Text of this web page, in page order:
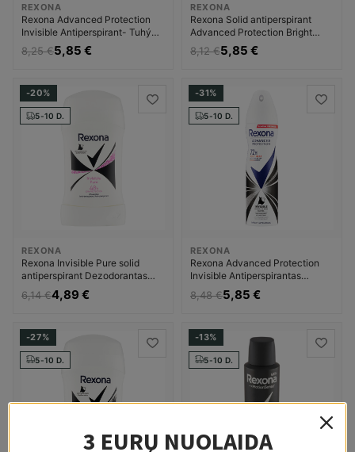
REXONA
Rexona Advanced Protection
Invisible Antiperspirant- Tuhý
antiperspirant Dezodorantas
Dezodorantas ir
8,25 €5,85 €
REXONA
Rexona Solid antiperspirant
Advanced Protection Bright
Bouquet Dezodorantas
Dezodorantas ir
8,12 €5,85 €
-20%
5-10 D.
REXONA
Rexona Invisible Pure solid
antiperspirant Dezodorantas
Dezodorantas ir
antiperspirantas Moterims
6,14 €4,89 €
-31%
5-10 D.
REXONA
Rexona Advanced Protection
Invisible Antiperspirantas
Moterims
8,48 €5,85 €
-27%
5-10 D.
-13%
5-10 D.
3 EURŲ NUOLAIDA